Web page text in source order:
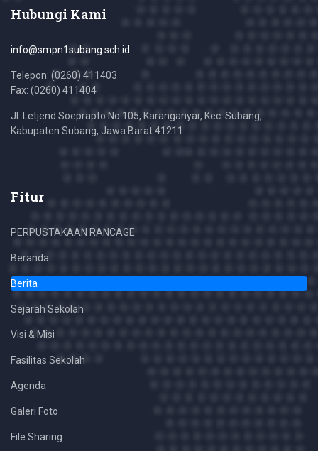
Hubungi Kami
info@smpn1subang.sch.id
Telepon: (0260) 411403
Fax: (0260) 411404
Jl. Letjend Soeprapto No.105, Karanganyar, Kec. Subang,
Kabupaten Subang, Jawa Barat 41211
Fitur
PERPUSTAKAAN RANCAGE
Beranda
Berita
Sejarah Sekolah
Visi & Misi
Fasilitas Sekolah
Agenda
Galeri Foto
File Sharing